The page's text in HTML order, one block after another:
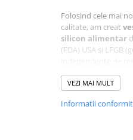
Folosind cele mai
calitate, am creat
silicon alimentar
(FDA) USA si
pentru siguranța
copilului. Este
VEZI MAI MULT
Informatii